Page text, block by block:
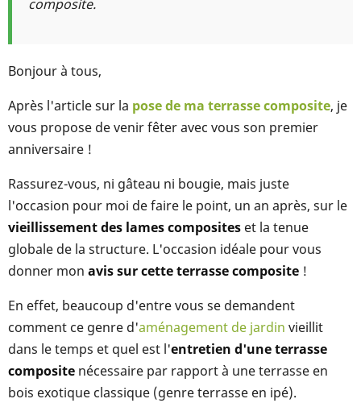
composite.
Bonjour à tous,
Après l'article sur la pose de ma terrasse composite, je
vous propose de venir fêter avec vous son premier
anniversaire !
Rassurez-vous, ni gâteau ni bougie, mais juste
l'occasion pour moi de faire le point, un an après, sur le
vieillissement des lames composites et la tenue
globale de la structure. L'occasion idéale pour vous
donner mon avis sur cette terrasse composite !
En effet, beaucoup d'entre vous se demandent
comment ce genre d'aménagement de jardin vieillit
dans le temps et quel est l'entretien d'une terrasse
composite nécessaire par rapport à une terrasse en
bois exotique classique (genre terrasse en ipé).